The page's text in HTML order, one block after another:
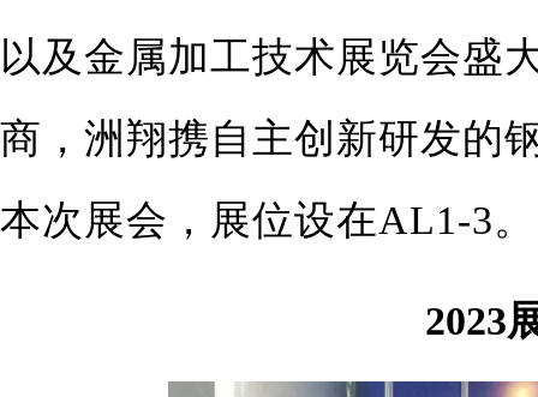
以及金属加工技术展览会盛
商，洲翔携自主创新研发的
本次展会，展位设在AL1-3。
2023